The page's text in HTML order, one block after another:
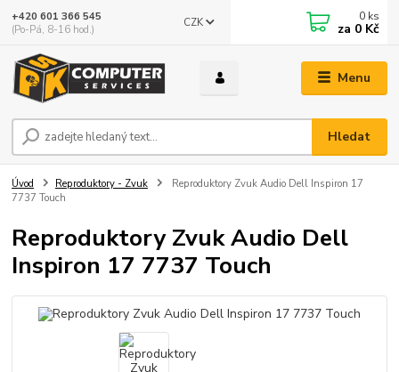
Menu
CZK
Hledat
+420 601 366 545
(Po-Pá, 8-16 hod.)
0 ks
za 0 Kč
Úvod Reproduktory - Zvuk
Reproduktory Zvuk Audio Dell Inspiron 17
7737 Touch
Reproduktory Zvuk Audio Dell
Inspiron 17 7737 Touch